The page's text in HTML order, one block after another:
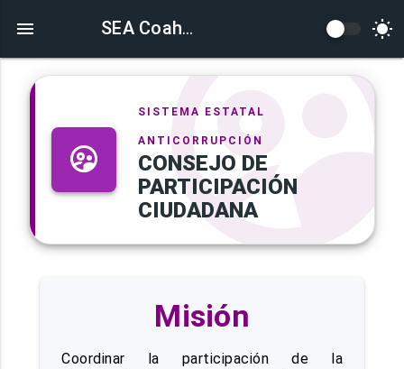
SEA Coahuila
SISTEMA ESTATAL
ANTICORRUPCIÓN
CONSEJO DE
PARTICIPACIÓN
CIUDADANA
Misión
Coordinar la participación de la